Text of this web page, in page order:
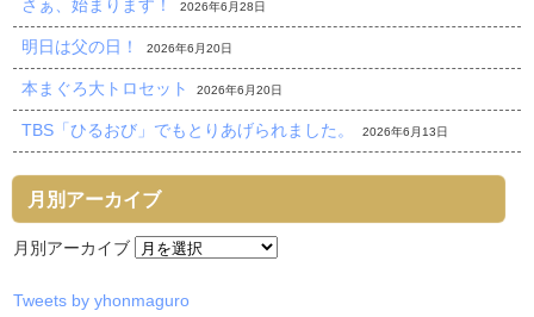
さぁ、始まります！ 2026年6月28日
明日は父の日！ 2026年6月20日
本まぐろ大トロセット 2026年6月20日
TBS「ひるおび」でもとりあげられました。 2026年6月13日
月別アーカイブ
月別アーカイブ
Tweets by yhonmaguro